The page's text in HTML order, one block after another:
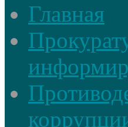
Главная